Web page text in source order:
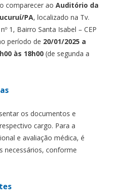
comparecer ao Auditório da
PA, localizado na Tv.
1, Bairro Santa Isabel – CEP
período de 20/01/2025 a
às 18h00 (de segunda a
os documentos e
cargo. Para a
e avaliação médica, é
necessários, conforme